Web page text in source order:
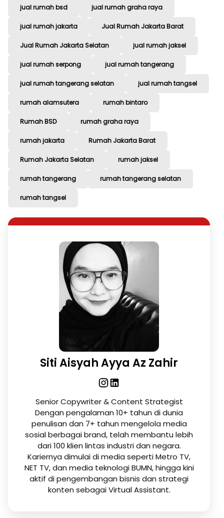
jual rumah bsd jual rumah graha raya
jual rumah jakarta Jual Rumah Jakarta Barat
Jual Rumah Jakarta Selatan jual rumah jaksel
jual rumah serpong jual rumah tangerang
jual rumah tangerang selatan jual rumah tangsel
rumah alamsutera rumah bintaro
Rumah BSD rumah graha raya
rumah jakarta Rumah Jakarta Barat
Rumah Jakarta Selatan rumah jaksel
rumah tangerang rumah tangerang selatan
rumah tangsel
Siti Aisyah Ayya Az Zahir
Senior Copywriter & Content Strategist
Dengan pengalaman 10+ tahun di dunia
penulisan dan 7+ tahun mengelola media
sosial berbagai brand, telah membantu lebih
dari 100 klien lintas industri dan negara.
Kariernya dimulai di media seperti Metro TV,
NET TV, dan media teknologi BUMN, hingga kini
aktif di pengembangan bisnis dan strategi
konten sebagai Virtual Assistant.